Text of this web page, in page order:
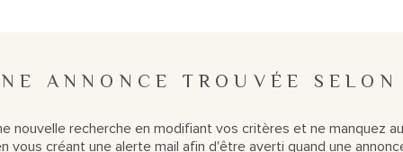
ANNONCE TROUVÉE
nouvelle recherche en modifiant vos critères et ne manquez
vous créant une alerte mail afin d'être averti quand une